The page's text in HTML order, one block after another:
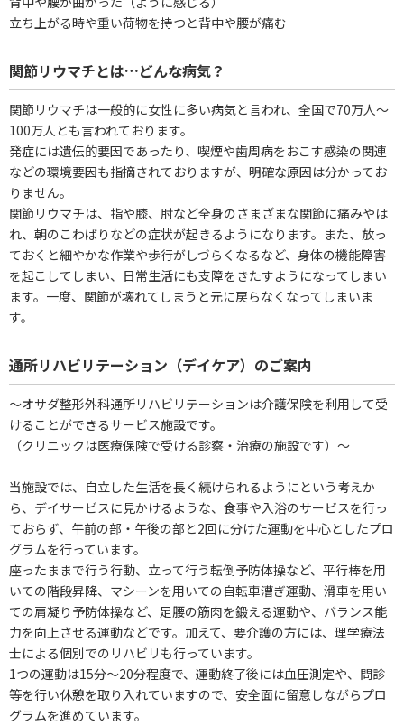
立ち上がる時や重い荷物を持つと背中や腰が痛む
関節リウマチとは…どんな病気？
関節リウマチは一般的に女性に多い病気と言われ、全国で70万人～
100万人とも言われております。
発症には遺伝的要因であったり、喫煙や歯周病をおこす感染の関連
などの環境要因も指摘されておりますが、明確な原因は分かってお
りません。
関節リウマチは、指や膝、肘など全身のさまざまな関節に痛みやは
れ、朝のこわばりなどの症状が起きるようになります。また、放っ
ておくと細やかな作業や歩行がしづらくなるなど、身体の機能障害
を起こしてしまい、日常生活にも支障をきたすようになってしまい
ます。一度、関節が壊れてしまうと元に戻らなくなってしまいま
す。
通所リハビリテーション（デイケア）のご案内
～オサダ整形外科通所リハビリテーションは介護保険を利用して受
けることができるサービス施設です。
（クリニックは医療保険で受ける診察・治療の施設です）～
当施設では、自立した生活を長く続けられるようにという考えか
ら、デイサービスに見かけるような、食事や入浴のサービスを行っ
ておらず、午前の部・午後の部と2回に分けた運動を中心としたプロ
グラムを行っています。
座ったままで行う行動、立って行う転倒予防体操など、平行棒を用
いての階段昇降、マシーンを用いての自転車漕ぎ運動、滑車を用い
ての肩凝り予防体操など、足腰の筋肉を鍛える運動や、バランス能
力を向上させる運動などです。加えて、要介護の方には、理学療法
士による個別でのリハビリも行っています。
1つの運動は15分～20分程度で、運動終了後には血圧測定や、問診
等を行い休憩を取り入れていますので、安全面に留意しながらプロ
グラムを進めています。